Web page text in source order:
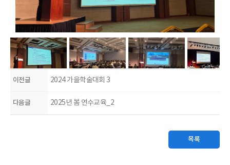
이전글 2024 가을학술대회 3
다음글 2025년 봄 연수교육_2
목록